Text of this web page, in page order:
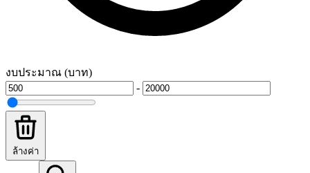
งบประมาณ (บาท)
-
ล้างค่า